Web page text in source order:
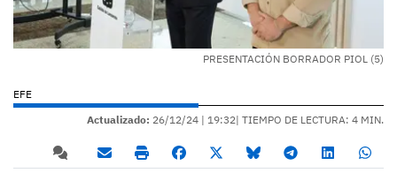
PRESENTACIÓN BORRADOR PIOL (5)
EFE
Actualizado: 26/12/24 | 19:32| TIEMPO DE LECTURA: 4 MIN.